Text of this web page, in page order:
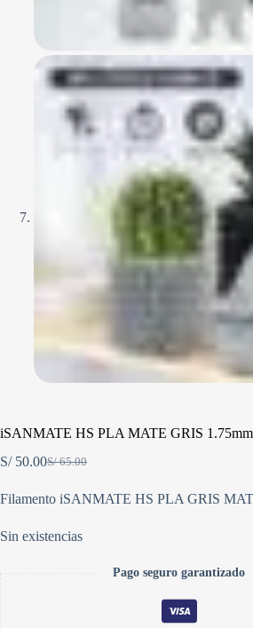
iSANMATE HS PLA MATE GRIS
S/65.00
El
original
S/ 65.00.
S/50.00El
actual
S/ 50.00.
Filamento iSANMATE HS PLA GRIS
Sin existencias
Pago seguro garantizado